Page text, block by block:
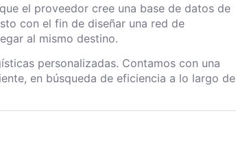
el proveedor cree una base de datos de
con el fin de diseñar una red de
al mismo destino.
personalizadas. Contamos con una
en búsqueda de eficiencia a lo largo de